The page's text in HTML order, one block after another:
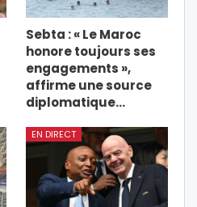
Sebta : « Le Maroc
honore toujours ses
engagements »,
affirme une source
diplomatique…
EN DIRECT